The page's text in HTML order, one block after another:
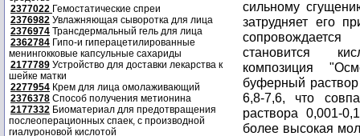
2377022 Гемостатические спреи
2376982 Увлажняющая сыворотка для лица
2376974 Трансдермальный гель для лица
2362784 Гипо-и гиперацетилированные
менингокковые капсульные сахариды
2177789 Устройство для доставки лекарства к
шейке матки
2277954 Крем для лица омолаживающий
2376378 Способ получения метионина
2177332 Биоматериал для предотвращения
послеоперационных спаек, с производной
гиалуроновой кислотой
сильному
затрудняет его
становится
композиция
буферный
6,8-7,6, что
раствора 0,001-
более высокая